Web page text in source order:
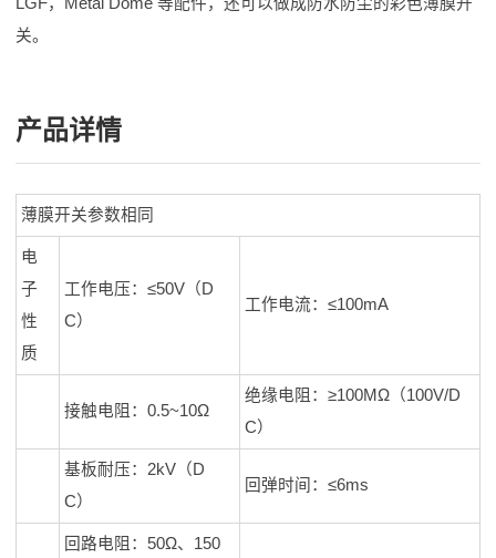
LGF，Metal Dome 等配件，还可以做成防水防尘的彩色薄膜开
关。
产品详情
薄膜开关参数相同
电
子
性
质
工作电压：≤50V（D
C）
工作电流：≤100mA
接触电阻：0.5~10Ω
绝缘电阻：≥100MΩ（100V/D
C）
基板耐压：2kV（D
C）
回弹时间：≤6ms
回路电阻：50Ω、150